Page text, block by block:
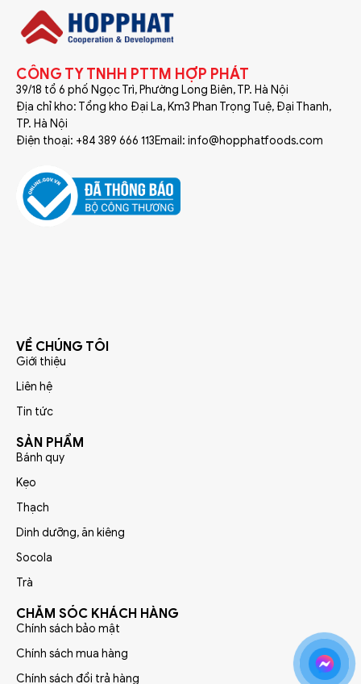
CÔNG TY TNHH PTTM HỢP PHÁT
39/18 tổ 6 phố Ngọc Trì, Phường Long Biên, TP. Hà Nội
Địa chỉ kho: Tổng kho Đại La, Km3 Phan Trọng Tuệ, Đại Thanh,
TP. Hà Nội
Điện thoại: +84 389 666 113Email: info@hopphatfoods.com
VỀ CHÚNG TÔI
Giới thiệu
Liên hệ
Tin tức
SẢN PHẨM
Bánh quy
Kẹo
Thạch
Dinh dưỡng, ăn kiêng
Socola
Trà
CHĂM SÓC KHÁCH HÀNG
Chính sách bảo mật
Chính sách mua hàng
Chính sách đổi trả hàng